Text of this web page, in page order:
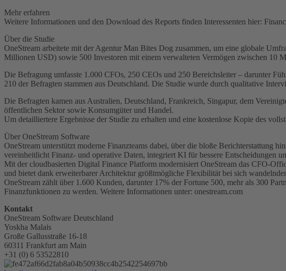
Mehr erfahren
Weitere Informationen und den Download des Reports finden Interessenten hier:
Über die Studie
OneStream arbeitete mit der Agentur Man Bites Dog zusammen, um eine globale
Millionen USD) sowie 500 Investoren mit einem verwalteten Vermögen zwischen 10
Die Befragung umfasste 1.000 CFOs, 250 CEOs und 250 Bereichsleiter – darunter
210 der Befragten stammen aus Deutschland. Die Studie wurde durch qualitative
Die Befragten kamen aus Australien, Deutschland, Frankreich, Singapur, dem
öffentlichen Sektor sowie Konsumgüter und Handel.
Um detailliertere Ergebnisse der Studie zu erhalten und eine kostenlose Kopie des
Über OneStream Software
OneStream unterstützt moderne Finanzteams dabei, über die bloße Berichterstattung
vereinheitlicht Finanz- und operative Daten, integriert KI für bessere Entscheidungen
Mit der cloudbasierten Digital Finance Platform modernisiert OneStream das CFO-
und bietet dank erweiterbarer Architektur größtmögliche Flexibilität bei sich
OneStream zählt über 1.600 Kunden, darunter 17% der Fortune 500, mehr als 300
Finanzfunktionen zu werden. Weitere Informationen unter: onestream.com
Kontakt
OneStream Software Deutschland
Yoskha Malais
Große Gallusstraße 16-18
60311 Frankfurt am Main
+31 (0) 6 53522810